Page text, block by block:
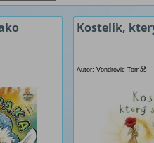
Kostelík,
Autor: Vondrovic Tomáš